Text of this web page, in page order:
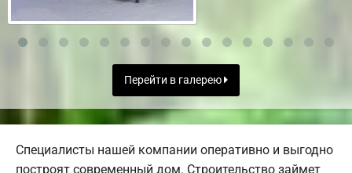
Перейти в галерею
Специалисты нашей компании оперативно и выгодно
построят современный дом. Строительство займет